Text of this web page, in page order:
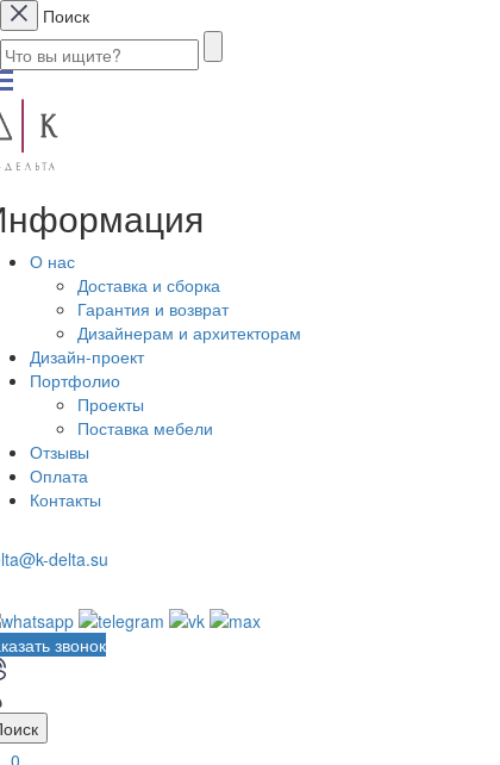
Поиск
О нас
Доставка и сборка
Гарантия и возврат
Дизайнерам и архитекторам
Дизайн-проект
Портфолио
Проекты
Поставка мебели
Отзывы
Оплата
Контакты
delta.su
звонок